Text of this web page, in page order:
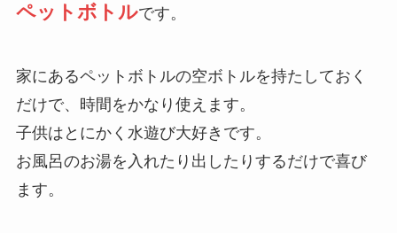
ペットボトルです。
家にあるペットボトルの空ボトルを持たしておく
だけで、時間をかなり使えます。
子供はとにかく水遊び大好きです。
お風呂のお湯を入れたり出したりするだけで喜び
ます。